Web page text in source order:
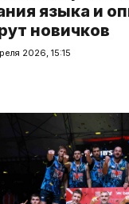
языка и
новичков
2026, 15:15